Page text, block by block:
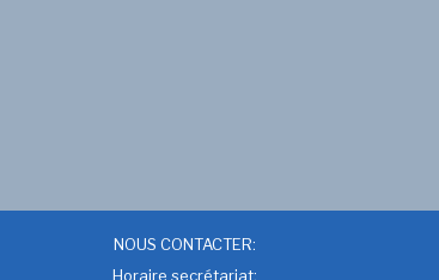
NOUS CONTACTER:
Horaire secrétariat: